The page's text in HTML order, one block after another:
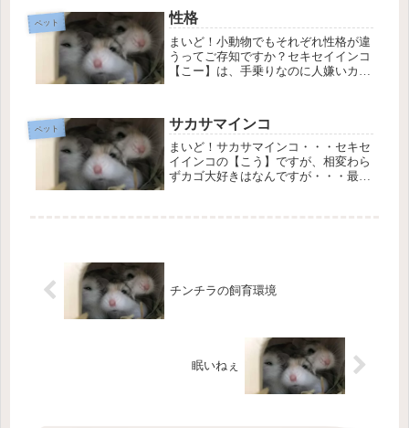
です。「ラブラドール生まれました貰
って下さい」の張り紙をちょうど貼っ
ている...
ペット 性格
まいど！小動物でもそれぞれ性格が違
うってご存知ですか？セキセイインコ
【こー】は、手乗りなのに人嫌いカゴ
ない・・羽ばたきすぎるので羽に内出
血ができる。くちばしを刺さるぐらい
に...
ペット サカサマインコ
まいど！サカサマインコ・・・セキセ
イインコの【こう】ですが、相変わら
ずカゴ大好きはなんですが・・・最
チンチラの飼育環境
眠いねぇ